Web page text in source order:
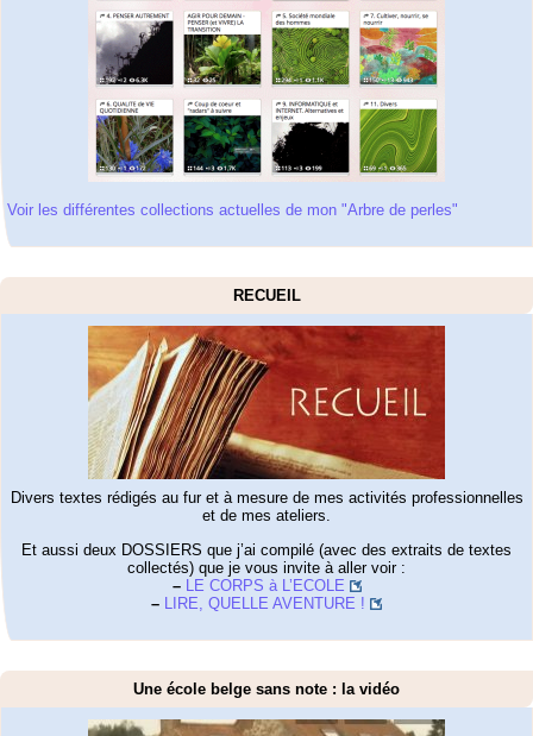
Voir les différentes collections actuelles de mon "Arbre de perles"
RECUEIL
Divers textes rédigés au fur et à mesure de mes activités professionnelles
et de mes ateliers.
Et aussi deux DOSSIERS que j’ai compilé (avec des extraits de textes
collectés) que je vous invite à aller voir :
– LE CORPS à L’ECOLE
– LIRE, QUELLE AVENTURE !
Une école belge sans note : la vidéo